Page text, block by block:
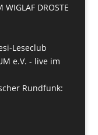
DROSTE
Leseclub
e.V. - live im
Rundfunk: